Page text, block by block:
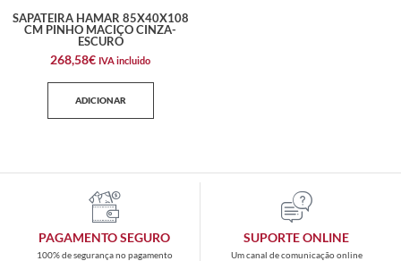
SAPATEIRA HAMAR 85X40X108
CM PINHO MACIÇO CINZA-
ESCURO
268,58€ IVA incluido
ADICIONAR
PAGAMENTO SEGURO
100% de segurança no pagamento
SUPORTE ONLINE
Um canal de comunicação online